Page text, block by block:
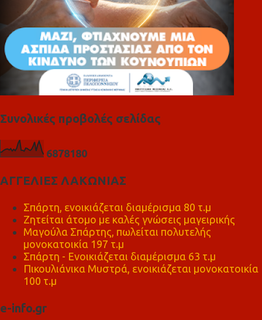
Συνολικές προβολές σελίδας
6878180
ΑΓΓΕΛΙΕΣ ΛΑΚΩΝΙΑΣ
Σπάρτη, ενοικιάζεται διαμέρισμα 80 τ.μ
Ζητείται άτομο με καλές γνώσεις μαγειρικής
Μαγούλα Σπάρτης, πωλείται πολυτελής
μονοκατοικία 197 τ.μ
Σπάρτη - Ενοικιάζεται διαμέρισμα 63 τ.μ
Πικουλιάνικα Μυστρά, ενοικιάζεται μονοκατοικία
100 τ.μ
e-info.gr